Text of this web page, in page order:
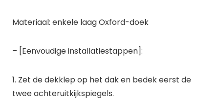
Materiaal: enkele laag Oxford-doek
– [Eenvoudige installatiestappen]:
1. Zet de dekklep op het dak en bedek eerst de
twee achteruitkijkspiegels.